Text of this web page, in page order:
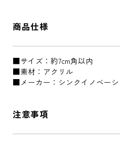
商品仕様
■サイズ：約7cm角以内
■素材：アクリル
■メーカー：シンクイノベーシ
注意事項